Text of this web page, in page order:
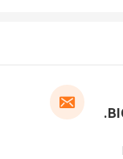
BIOTECHNOLOGY CO., LTD.